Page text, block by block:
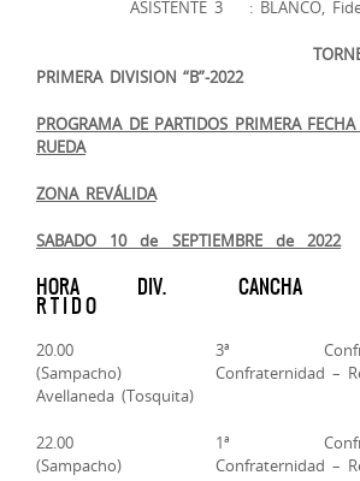
ASISTENTE 3 : BLANCO,
PRIMERA DIVISION “B”-2022
PROGRAMA DE PARTIDOS ­­PRIMERA
RUEDA
ZONA REVÁLIDA
SABADO 10 de SEPTIEMBRE de 2022
HORA DIV.
R T I D O
20.00 3ª
(Sampacho) Confraternidad –
Avellaneda (Tosquita)
22.00 1ª
(Sampacho) Confraternidad –